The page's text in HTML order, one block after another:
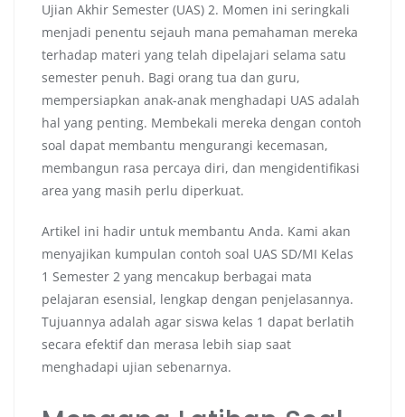
Ujian Akhir Semester (UAS) 2. Momen ini seringkali
menjadi penentu sejauh mana pemahaman mereka
terhadap materi yang telah dipelajari selama satu
semester penuh. Bagi orang tua dan guru,
mempersiapkan anak-anak menghadapi UAS adalah
hal yang penting. Membekali mereka dengan contoh
soal dapat membantu mengurangi kecemasan,
membangun rasa percaya diri, dan mengidentifikasi
area yang masih perlu diperkuat.
Artikel ini hadir untuk membantu Anda. Kami akan
menyajikan kumpulan contoh soal UAS SD/MI Kelas
1 Semester 2 yang mencakup berbagai mata
pelajaran esensial, lengkap dengan penjelasannya.
Tujuannya adalah agar siswa kelas 1 dapat berlatih
secara efektif dan merasa lebih siap saat
menghadapi ujian sebenarnya.